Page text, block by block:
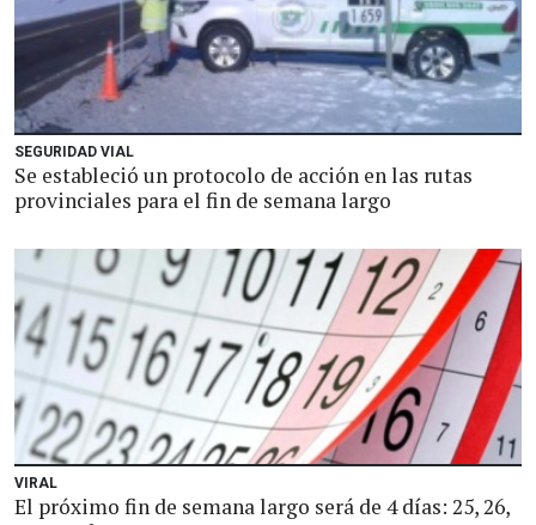
SEGURIDAD VIAL
Se estableció un protocolo de acción en las rutas
provinciales para el fin de semana largo
VIRAL
El próximo fin de semana largo será de 4 días: 25, 26,